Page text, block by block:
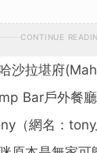
CONTINUE
沙拉堪府
Bar戶外餐
（網名：